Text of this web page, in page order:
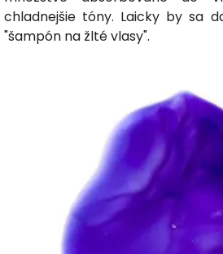
chladnejšie tóny. Laicky by sa
"šampón na žlté vlasy".